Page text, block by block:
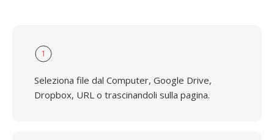
1
Seleziona file dal Computer, Google Drive,
Dropbox, URL o trascinandoli sulla pagina.